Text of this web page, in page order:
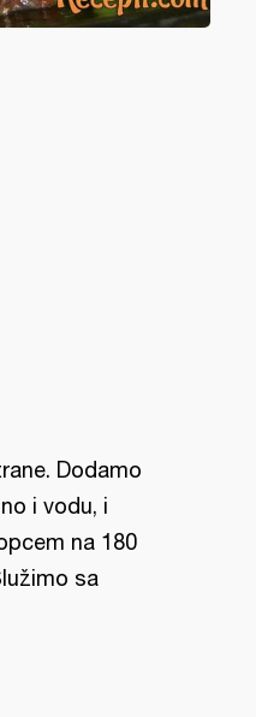
Dodamo
i vodu, i
na 180
sa